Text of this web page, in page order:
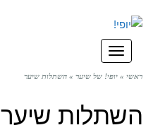
תפריט
ראשי » יופי! של שיער » השתלות שיער
השתלות שיער